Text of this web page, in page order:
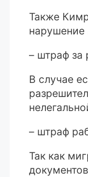
Также
нарушение
– штраф за
В случае
– штраф
Так как